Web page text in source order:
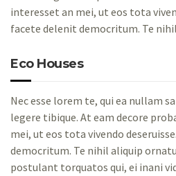
interesset an mei, ut eos tota
facete delenit democritum. Te
Eco Houses
Nec esse lorem te, qui ea nullam
legere tibique. At eam decore
mei, ut eos tota vivendo
democritum. Te nihil aliquip
postulant torquatos qui, ei inani